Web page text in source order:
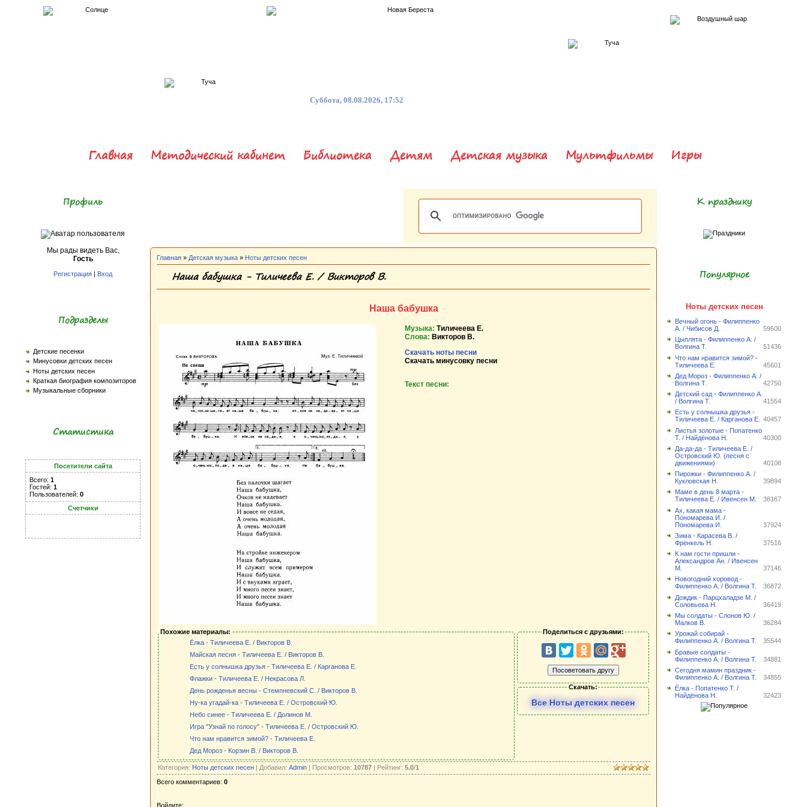
Суббота, 08.08.2026, 17:52
Главная Методический кабинет Библиотека Детям Детская музыка Мультфильмы Игры
Профиль
Мы рады видеть Вас,
Гость
Регистрация | Вход
Подразделы
Детские песенки
Минусовки детских песен
Ноты детских песен
Краткая биография композиторов
Музыкальные сборники
Статистика
Посетители сайта
Всего: 1
Гостей: 1
Пользователей: 0
Счетчики
Главная » Детская музыка » Ноты детских песен
Наша бабушка - Тиличеева Е. / Викторов В.
Наша бабушка
Музыка: Тиличеева Е.
Слова: Викторов В.
Скачать ноты песни
Скачать минусовку песни
Текст песни:
Похожие материалы:
Ёлка - Тиличеева Е. / Викторов В.
Майская песня - Тиличеева Е. / Викторов В.
Есть у солнышка друзья - Тиличеева Е. / Карганова Е.
Флажки - Тиличеева Е. / Некрасова Л.
День рожденья весны - Стемпневский С. / Викторов В.
Ну-ка угадай-ка - Тиличеева Е. / Островский Ю.
Небо синее - Тиличеева Е. / Долинов М.
Игра "Узнай по голосу" - Тиличеева Е. / Островский Ю.
Что нам нравится зимой? - Тиличеева Е.
Дед Мороз - Корзин В. / Викторов В.
Поделиться с друзьями:
Скачать:
Все Ноты детских песен
Категория: Ноты детских песен | Добавил: Admin | Просмотров: 10787 | Рейтинг: 5.0/1
Всего комментариев: 0
Войдите:
К празднику
Популярное
Ноты детских песен
Вечный огонь - Филиппенко
А. / Чибисов Д.
59600
Цыплята - Филиппенко А. /
Волгина Т.
51436
Что нам нравится зимой? -
Тиличеева Е.
45601
Дед Мороз - Филиппенко А. /
Волгина Т.
42750
Детский сад - Филиппенко А.
/ Волгина Т.
41554
Есть у солнышка друзья -
Тиличеева Е. / Карганова Е.
40457
Листья золотые - Попатенко
Т. / Найдёнова Н.
40300
Да-да-да - Тиличеева Е. /
Островский Ю. (песня с
движениями)
40108
Пирожки - Филиппенко А. /
Кукловская Н.
39894
Маме в день 8 марта -
Тиличеева Е. / Ивенсен М.
38167
Ах, какая мама -
Пономарева И. /
Пономарева И.
37924
Зима - Карасева В. /
Френкель Н.
37516
К нам гости пришли -
Александров Ан. / Ивенсен
М.
37146
Новогодний хоровод -
Филиппенко А. / Волгина Т.
36872
Дождик - Парцхаладзе М. /
Соловьева Н.
36419
Мы солдаты - Слонов Ю. /
Малков В.
36284
Урожай собирай -
Филиппенко А. / Волгина Т.
35544
Бравые солдаты -
Филиппенко А. / Волгина Т.
34881
Сегодня мамин праздник -
Филиппенко А. / Волгина Т.
34855
Ёлка - Попатенко Т. /
Найдёнова Н.
32423